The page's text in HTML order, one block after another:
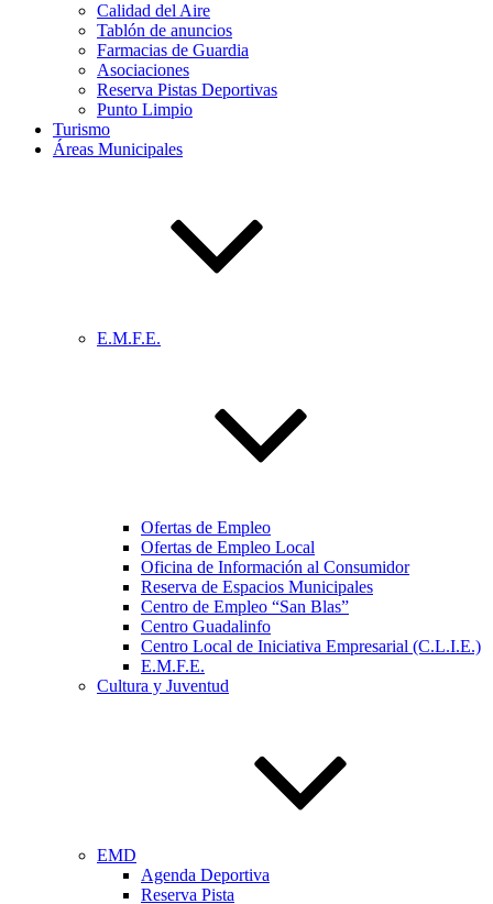
Calidad del Aire
Tablón de anuncios
Farmacias de Guardia
Asociaciones
Reserva Pistas Deportivas
Punto Limpio
Turismo
Áreas Municipales
E.M.F.E.
Ofertas de Empleo
Ofertas de Empleo Local
Oficina de Información al Consumidor
Reserva de Espacios Municipales
Centro de Empleo “San Blas”
Centro Guadalinfo
Centro Local de Iniciativa Empresarial (C.L.I.E.)
E.M.F.E.
Cultura y Juventud
EMD
Agenda Deportiva
Reserva Pista